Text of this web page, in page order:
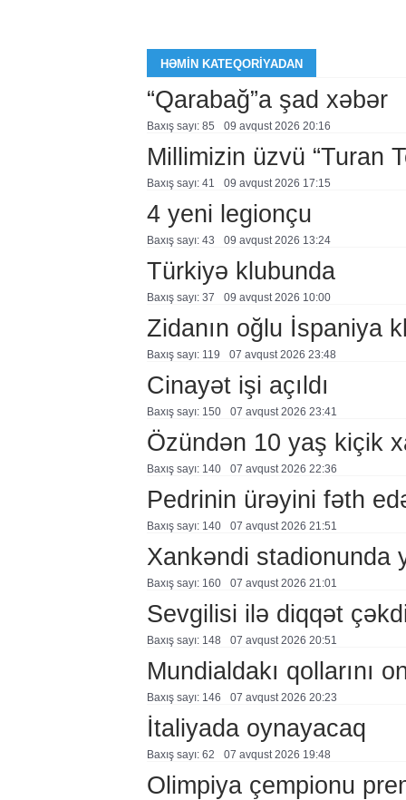
HƏMIN KATEQORIYADAN
“Qarabağ”a şad xəbər
Baxış sayı: 85 09 avqust 2026 20:16
Millimizin üzvü “Turan
Baxış sayı: 41 09 avqust 2026 17:15
4 yeni legionçu
Baxış sayı: 43 09 avqust 2026 13:24
Türkiyə klubunda
Baxış sayı: 37 09 avqust 2026 10:00
Zidanın oğlu İspaniya
Baxış sayı: 119 07 avqust 2026 23:48
Cinayət işi açıldı
Baxış sayı: 150 07 avqust 2026 23:41
Özündən 10 yaş kiçik
Baxış sayı: 140 07 avqust 2026 22:36
Pedrinin ürəyini fəth
Baxış sayı: 140 07 avqust 2026 21:51
Xankəndi stadionunda
Baxış sayı: 160 07 avqust 2026 21:01
Sevgilisi ilə diqqət
Baxış sayı: 148 07 avqust 2026 20:51
Mundialdakı qollarını
Baxış sayı: 146 07 avqust 2026 20:23
İtaliyada oynayacaq
Baxış sayı: 62 07 avqust 2026 19:48
Olimpiya çempionu